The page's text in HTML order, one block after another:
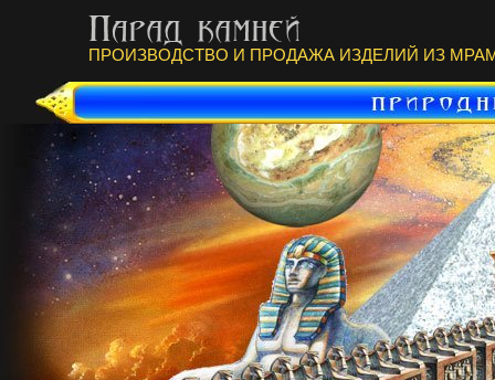
ПРОИЗВОДСТВО И ПРОДАЖА ИЗДЕЛИЙ ИЗ